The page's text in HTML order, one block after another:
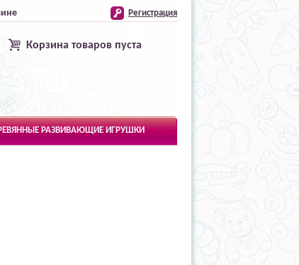
Регистрация
Корзина товаров пуста
РАЗВИВАЮЩИЕ ИГРУШКИ